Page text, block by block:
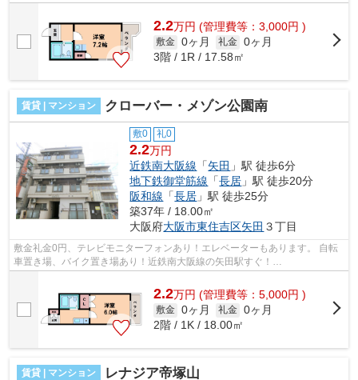
■□■□■□■□■□■□■□■□■□■□■□■□■□■□■□■□■□■□■□■□ ご覧い...
2.2万円 (管理費等：3,000円 )
敷金 0ヶ月 礼金 0ヶ月
3階 / 1R / 17.58㎡
賃貸 | マンション クローバー・メゾン公園南
敷0 礼0
2.2万円
近鉄南大阪線 「矢田 」駅 徒歩6分
地下鉄御堂筋線 「長居 」駅 徒歩20分
阪和線 「長居 」駅 徒歩25分
築37年 / 18.00㎡
大阪府大阪市東住吉区矢田 ３丁目
敷金礼金0円、テレビモニターフォンあり！エレベーターもあります。 自転
車置き場、バイク置き場あり！近鉄南大阪線の矢田駅すぐ！
■□■□■□■□■□■□■□■□■□■□■□■□■□■□■□■□■□■□■□■□ ご覧...
2.2万円 (管理費等：5,000円 )
敷金 0ヶ月 礼金 0ヶ月
2階 / 1K / 18.00㎡
賃貸 | マンション レナジア帝塚山